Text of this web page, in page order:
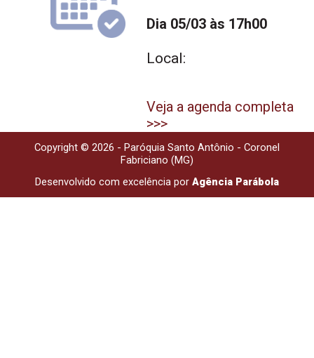
Dia 05/03 às 17h00
Local:
Veja a agenda completa
>>>
Copyright © 2026 - Paróquia Santo Antônio - Coronel
Fabriciano (MG)
Desenvolvido com excelência por Agência Parábola